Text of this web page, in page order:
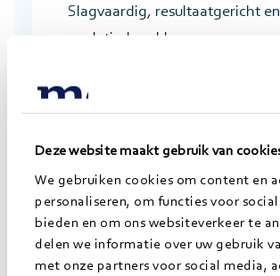
Deze website maakt gebruik van
We gebruiken cookies om content en
personaliseren, om functies voor
bieden en om ons websiteverkeer te
delen we informatie over uw gebruik
met onze partners voor social media,
Slagvaardig, resultaatgericht en
analytisch pakken we aan.
Werken bij Jong
is dat?